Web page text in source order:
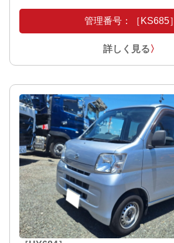
管理番号：［KS685］
詳しく見る〉